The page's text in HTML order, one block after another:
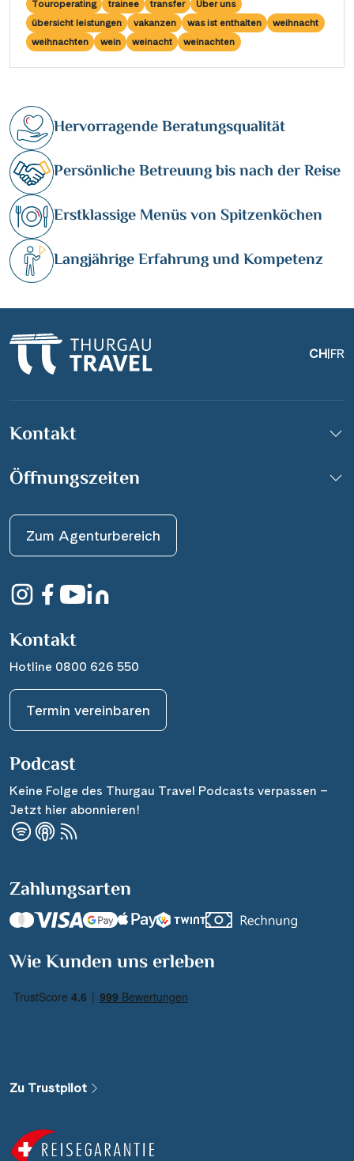
Touroperating
trainee transfer
Über uns
übersicht leistungen
vakanzen was ist enthalten
weihnacht
weihnachten
wein weinacht weinachten
Hervorragende Beratungsqualität
Persönliche Betreuung bis nach der Reise
Erstklassige Menüs von Spitzenköchen
Langjährige Erfahrung und Kompetenz
CH|FR
Kontakt
Öffnungszeiten
Zum Agenturbereich
Kontakt
Hotline 0800 626 550
Termin vereinbaren
Podcast
Keine Folge des Thurgau Travel Podcasts verpassen –
Jetzt hier abonnieren!
Zahlungsarten
Wie Kunden uns erleben
Zu Trustpilot
Suchen & Buchen
Alle Gewässer
Alle Schiffe